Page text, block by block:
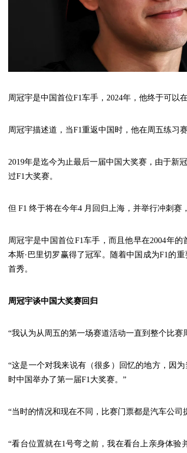
周冠宇是中国首位F1车手，2024年，他终于可以
周冠宇描述道，当F1重返中国时，他在周五练习
2019年是迄今为止最后一届中国大奖赛，由于新
过F1大奖赛。
但 F1 终于将在今年4 月回归上海，并举行冲刺赛
周冠宇是中国首位F1车手，而且他早在2004年
本斯·巴里切罗赢得了冠军。随着中国成为F1的
首秀。
周冠宇谈中国大奖赛回归
“我认为从周五的第一场赛道活动一直到整个比赛
“这是一个对我来说有（很多）回忆的地方，因
时中国举办了第一届F1大奖赛。”
“当时的情况和现在不同，比赛门票都是汽车公
“看台位置就在1号弯之前，我在看台上亲身体验